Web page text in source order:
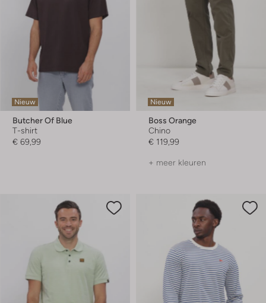
Nieuw
Butcher Of Blue
T-shirt
€ 69,99
Nieuw
Boss Orange
Chino
€ 119,99
+ meer kleuren